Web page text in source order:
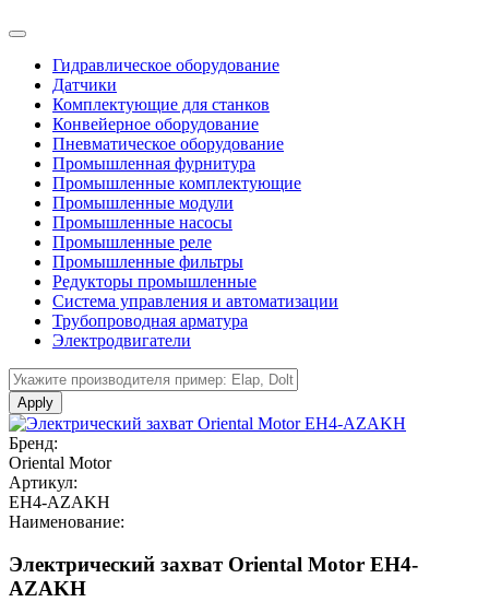
Гидравлическое оборудование
Датчики
Комплектующие для станков
Конвейерное оборудование
Пневматическое оборудование
Промышленная фурнитура
Промышленные комплектующие
Промышленные модули
Промышленные насосы
Промышленные реле
Промышленные фильтры
Редукторы промышленные
Система управления и автоматизации
Трубопроводная арматура
Электродвигатели
Apply
Бренд:
Oriental Motor
Артикул:
EH4-AZAKH
Наименование:
Электрический захват Oriental Motor EH4-
AZAKH